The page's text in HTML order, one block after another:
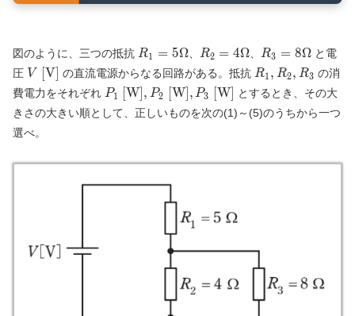
図のように、三つの抵抗 R_1 = 5
\Omega
R1 = 5Ω、
R_2 = 4
\Omega
R2 = 4Ω
R_3 = 8
\Omega
R3 = 8Ωと電
圧 V
\text{
[V]}
V [V] の直流電源からなる回路がある。抵抗 R_1,
R_2,
R_3
R1 , R2, R3 の消
費電力をそれぞれ P_1
\text{
[W]},
P_3
P1 [W] , P2 [W] , P3 [W]
とするとき、その大
きさの大きい順として、正しいものを次の(1)～(5)のうちから一つ
選べ。